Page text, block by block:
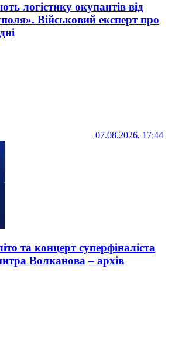
логістику окупантів від
Військовий експерт про
07.08.2026, 17:44
та концерт суперфіналіста
Волканова – архів